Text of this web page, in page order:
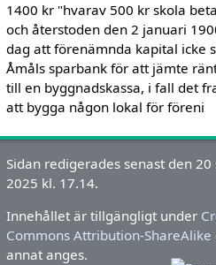
1400 kr "hvarav 500 kr skola
och återstoden den 2 januari
dag att förenämnda kapital icke
Åmåls sparbank för att jämte
till en byggnadskassa, i fall det
att bygga någon lokal för föreni
Sidan redigerades senast den
2025 kl. 17.14.
Innehållet är tillgängligt under
Commons Attribution-ShareAlike
annat anges.